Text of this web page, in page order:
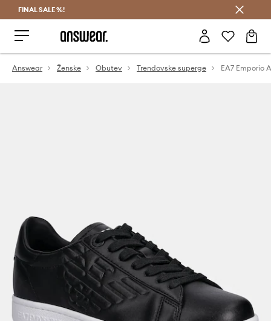
FINAL SALE %!
Answear Ženske Obutev Trendovske superge EA7 Emporio